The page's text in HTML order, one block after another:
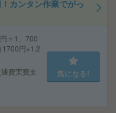
カンタン作業でがっ
＝1、700
1700円×1.2
費実費支
気になる!